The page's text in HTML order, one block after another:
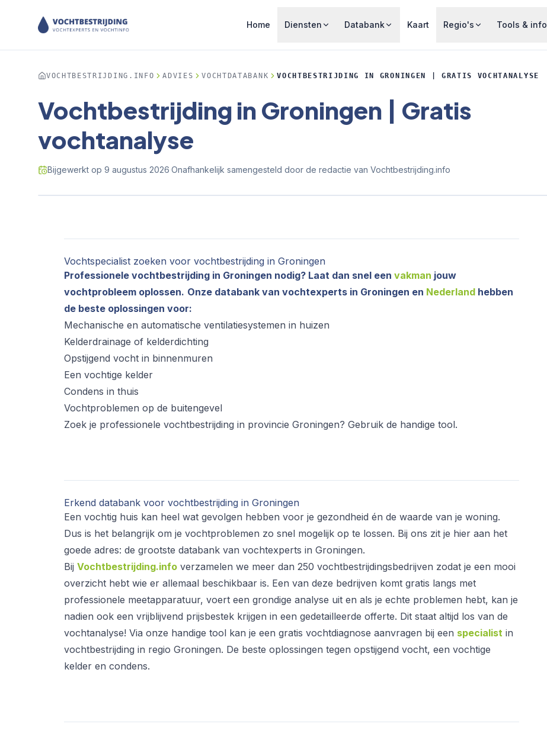
Home Diensten Databank Kaart Regio's Tools & info
VOCHTBESTRIJDING.INFO ADVIES VOCHTDATABANK VOCHTBESTRIJDING IN GRONINGEN | GRATIS VOCHTANALYSE
Vochtbestrijding in Groningen | Gratis
vochtanalyse
Bijgewerkt op 9 augustus 2026·Onafhankelijk samengesteld door de redactie van Vochtbestrijding.info
Vochtspecialist zoeken voor vochtbestrijding in Groningen
Professionele vochtbestrijding in Groningen nodig? Laat dan snel een vakman jouw
vochtprobleem oplossen. Onze databank van vochtexperts in Groningen en Nederland hebben
de beste oplossingen voor:
Mechanische en automatische ventilatiesystemen in huizen
Kelderdrainage of kelderdichting
Opstijgend vocht in binnenmuren
Een vochtige kelder
Condens in thuis
Vochtproblemen op de buitengevel
Zoek je professionele vochtbestrijding in provincie Groningen? Gebruik de handige tool.
Erkend databank voor vochtbestrijding in Groningen
Een vochtig huis kan heel wat gevolgen hebben voor je gezondheid én de waarde van je woning.
Dus is het belangrijk om je vochtproblemen zo snel mogelijk op te lossen. Bij ons zit je hier aan het
goede adres: de grootste databank van vochtexperts in Groningen.
Bij Vochtbestrijding.info verzamelen we meer dan 250 vochtbestrijdingsbedrijven zodat je een mooi
overzicht hebt wie er allemaal beschikbaar is. Een van deze bedrijven komt gratis langs met
professionele meetapparatuur, voert een grondige analyse uit en als je echte problemen hebt, kan je
nadien ook een vrijblijvend prijsbestek krijgen in een gedetailleerde offerte. Dit staat altijd los van de
vochtanalyse! Via onze handige tool kan je een gratis vochtdiagnose aanvragen bij een specialist in
vochtbestrijding in regio Groningen. De beste oplossingen tegen opstijgend vocht, een vochtige
kelder en condens.